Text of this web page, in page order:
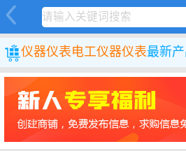
仪器仪表电工仪器仪表最新